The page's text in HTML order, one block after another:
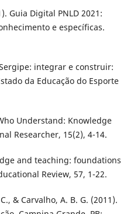
Guia Digital PNLD 2021:
e específicas.
integrar e construir:
da Educação do Esporte
Understand: Knowledge
Researcher, 15(2), 4-14.
and teaching: foundations
Review, 57, 1-22.
& Carvalho, A. B. G. (2011).